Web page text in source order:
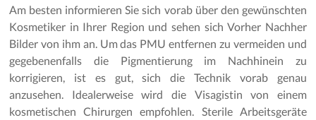
Am besten informieren Sie sich vorab über den gewünschten
Kosmetiker in Ihrer Region und sehen sich Vorher Nachher
Bilder von ihm an. Um das PMU entfernen zu vermeiden und
gegebenenfalls die Pigmentierung im Nachhinein zu
korrigieren, ist es gut, sich die Technik vorab genau
anzusehen. Idealerweise wird die Visagistin von einem
kosmetischen Chirurgen empfohlen. Sterile Arbeitsgeräte